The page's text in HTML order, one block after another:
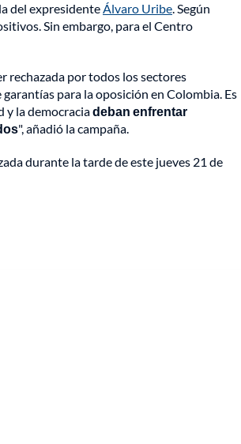
del expresidenteÁlvaro Uribe. Según
Sin embargo, para el Centro
rechazada por todos los sectores
para la oposición en Colombia. Es
y la democraciadeban enfrentar
", añadió la campaña.
durante la tarde de este jueves 21 de